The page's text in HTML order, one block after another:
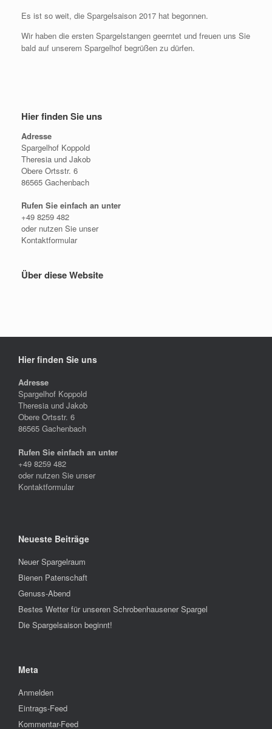
Es ist so weit, die Spargelsaison 2017 hat begonnen.
Wir haben die ersten Spargelstangen geerntet und freuen uns Sie
bald auf unserem Spargelhof begrüßen zu dürfen.
Hier finden Sie uns
Adresse
Spargelhof Koppold
Theresia und Jakob
Obere Ortsstr. 6
86565 Gachenbach
Rufen Sie einfach an unter
+49 8259 482
oder nutzen Sie unser
Kontaktformular
Über diese Website
Hier finden Sie uns
Adresse
Spargelhof Koppold
Theresia und Jakob
Obere Ortsstr. 6
86565 Gachenbach
Rufen Sie einfach an unter
+49 8259 482
oder nutzen Sie unser
Kontaktformular
Neueste Beiträge
Neuer Spargelraum
Bienen Patenschaft
Genuss-Abend
Bestes Wetter für unseren Schrobenhausener Spargel
Die Spargelsaison beginnt!
Meta
Anmelden
Eintrags-Feed
Kommentar-Feed